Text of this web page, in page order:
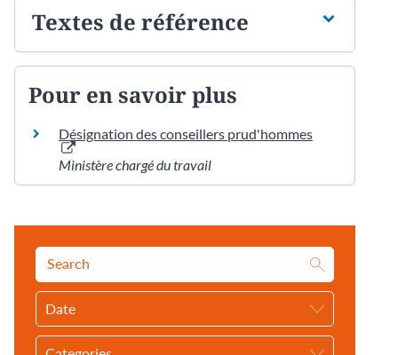
Textes de référence
Pour en savoir plus
Désignation des conseillers prud'hommes
Ministère chargé du travail